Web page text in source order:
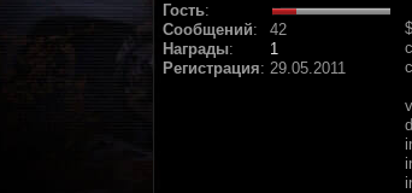
Гость:
Сообщений:
42
Награды:
1
Регистрация: 29.05.2011